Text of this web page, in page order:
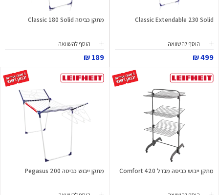
Classic Extendable 230 Solid
הוסף להשוואה
499 ₪
מתקן כביסה Classic 180 Solid
הוסף להשוואה
189 ₪
מתקן ייבוש כביסה מגדל Comfort 420 מתקן ייבוש כביסה Pegasus 200